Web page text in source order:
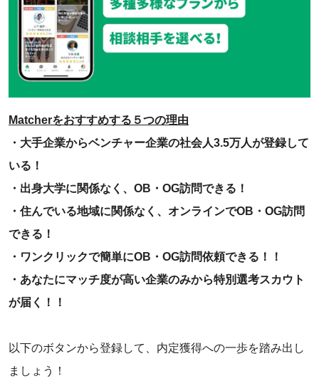
Matcherをおすすめする５つの理由
・大手企業からベンチャー企業の社会人3.5万人が登録して
いる！
・出身大学に関係なく、OB・OG訪問できる！
・住んでいる地域に関係なく、オンラインでOB・OG訪問
できる！
・ワンクリックで簡単にOB・OG訪問依頼できる！！
・あなたにマッチ度が高い企業のみから特別選考スカウト
が届く！！
以下のボタンから登録して、内定獲得への一歩を踏み出し
ましょう！